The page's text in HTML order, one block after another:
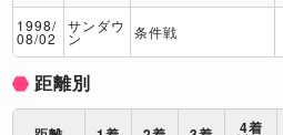
1998/
08/02
サンダウ
ン 条件戦
距離別
4着